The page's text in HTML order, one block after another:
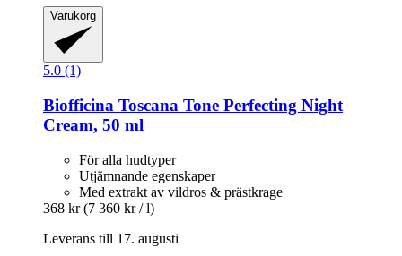
Varukorg
5.0 (1)
Biofficina Toscana Tone Perfecting Night
Cream, 50 ml
För alla hudtyper
Utjämnande egenskaper
Med extrakt av vildros & prästkrage
368 kr (7 360 kr / l)
Leverans till 17. augusti